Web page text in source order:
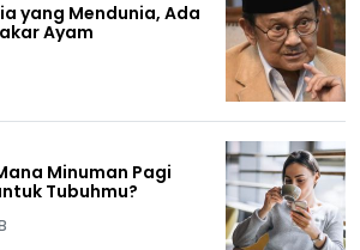
yang Mendunia, Ada
Ayam
Minuman Pagi
Tubuhmu?